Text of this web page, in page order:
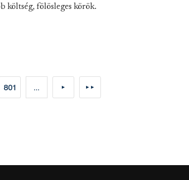
költség, fölösleges körök.
801 ... ► ►►